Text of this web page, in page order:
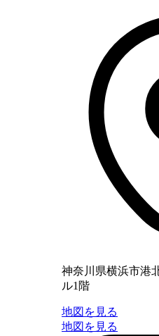
神奈川県横浜市港
ル1階
地図を見る
地図を見る